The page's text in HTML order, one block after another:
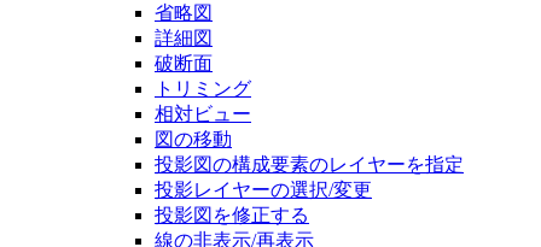
省略図
詳細図
破断面
トリミング
相対ビュー
図の移動
投影図の構成要素のレイヤーを指定
投影レイヤーの選択/変更
投影図を修正する
線の非表示/再表示